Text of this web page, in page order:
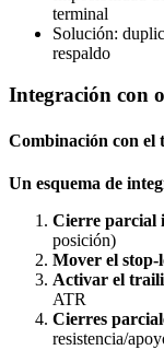
terminal
Solución:
respaldo
Integración con
Combinación con el
Un esquema de
Cierre parcial
posición)
Mover el stop-
Activar el
ATR
Cierres
resistencia/